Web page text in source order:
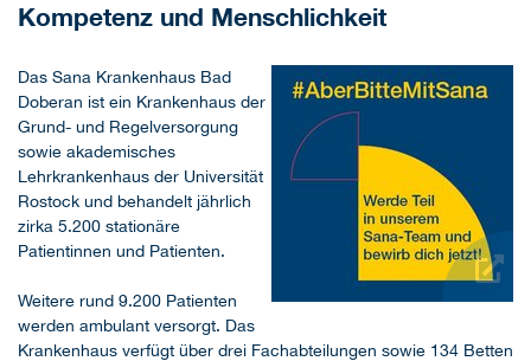
Kompetenz und Menschlichkeit
Das Sana Krankenhaus Bad
Doberan ist ein Krankenhaus der
Grund- und Regelversorgung
sowie akademisches
Lehrkrankenhaus der Universität
Rostock und behandelt jährlich
zirka 5.200 stationäre
Patientinnen und Patienten.
Weitere rund 9.200 Patienten
werden ambulant versorgt. Das
Krankenhaus verfügt über drei Fachabteilungen sowie 134 Betten